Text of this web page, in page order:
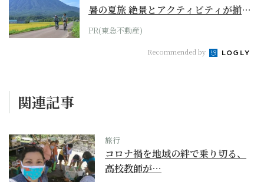
暑の夏旅 絶景とアクティビティが揃う
「ニセコ東...
PR(東急不動産)
Recommended by
関連記事
旅行
コロナ禍を地域の絆で乗り切る、
高校教師が…